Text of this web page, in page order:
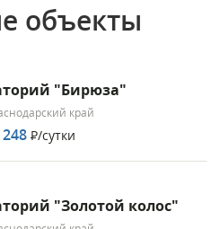
объекты
"Бирюза"
край
Р/сутки
"Золотой колос"